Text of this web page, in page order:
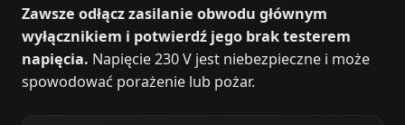
Zawsze odłącz zasilanie obwodu głównym
wyłącznikiem i potwierdź jego brak testerem
napięcia. Napięcie 230 V jest niebezpieczne i może
spowodować porażenie lub pożar.